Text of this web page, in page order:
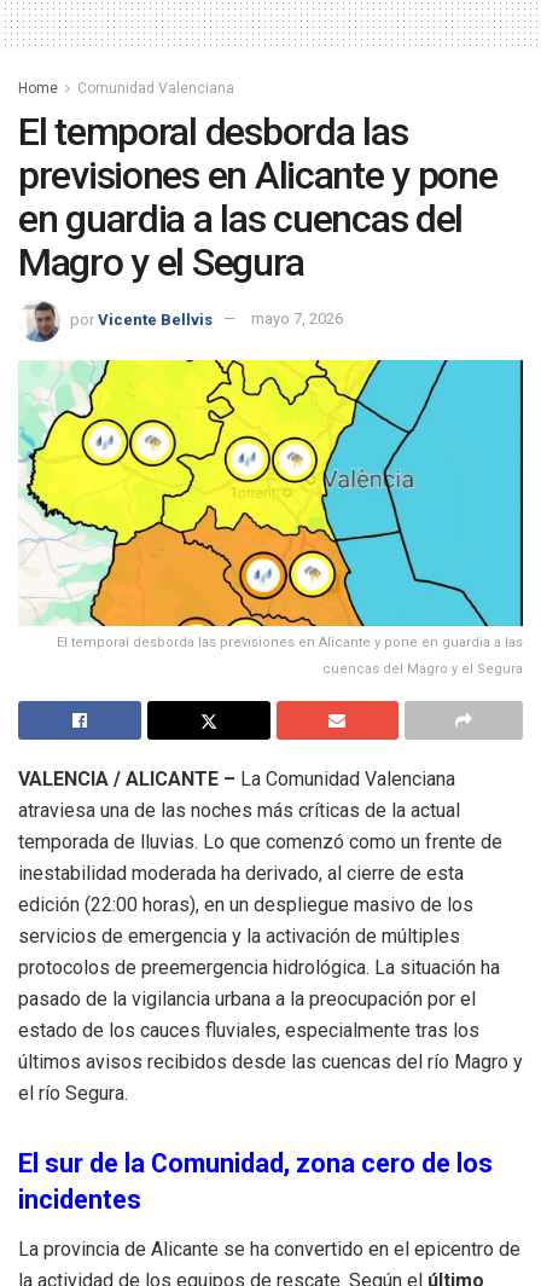
Home Comunidad Valenciana
El temporal desborda las
previsiones en Alicante y pone
en guardia a las cuencas del
Magro y el Segura
por Vicente Bellvis mayo 7, 2026
El temporal desborda las previsiones en Alicante y pone en guardia a las
cuencas del Magro y el Segura
VALENCIA / ALICANTE – La Comunidad Valenciana
atraviesa una de las noches más críticas de la actual
temporada de lluvias. Lo que comenzó como un frente de
inestabilidad moderada ha derivado, al cierre de esta
edición (22:00 horas), en un despliegue masivo de los
servicios de emergencia y la activación de múltiples
protocolos de preemergencia hidrológica. La situación ha
pasado de la vigilancia urbana a la preocupación por el
estado de los cauces fluviales, especialmente tras los
últimos avisos recibidos desde las cuencas del río Magro y
el río Segura.
El sur de la Comunidad, zona cero de los
incidentes
La provincia de Alicante se ha convertido en el epicentro de
la actividad de los equipos de rescate. Según el último